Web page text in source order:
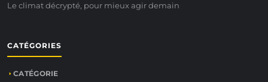
Le climat décrypté, pour mieux agir demain
CATÉGORIES
CATÉGORIE